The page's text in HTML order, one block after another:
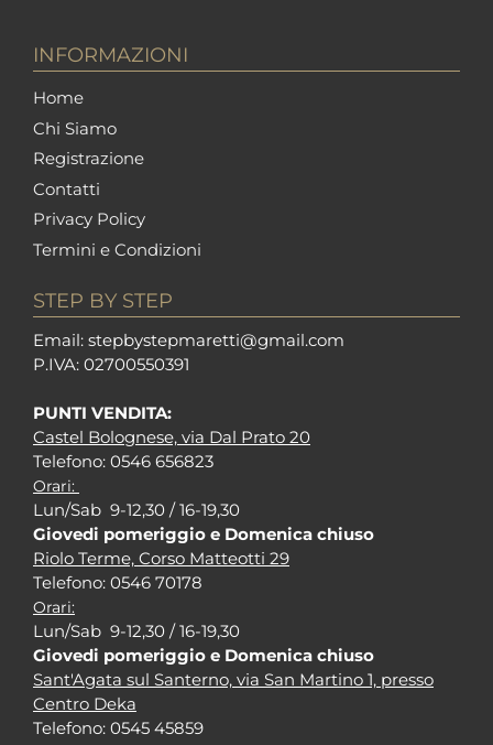
INFORMAZIONI
Home
Chi Siamo
Registrazione
Contatti
Privacy Policy
Termini e Condizioni
STEP BY STEP
Email: stepbystepmaretti@gmail.com
P.IVA: 02700550391
PUNTI VENDITA:
Castel Bolognese, via Dal Prato 20
Telefono: 0546 656823
Orari:
Lun/Sab 9-12,30 / 16-19,30
Giovedi pomeriggio e Domenica chiuso
Riolo Terme, Corso Matteotti 29
Telefono: 0546 70178
Orari:
Lun/Sab 9-12,30 / 16-19,30
Giovedi pomeriggio e Domenica chiuso
Sant'Agata sul Santerno, via San Martino 1, presso
Centro Deka
Telefono: 0545 45859